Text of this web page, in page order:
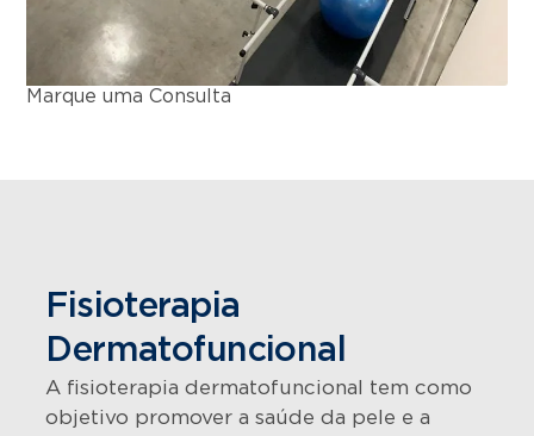
Marque uma Consulta
Fisioterapia
Dermatofuncional
A fisioterapia dermatofuncional tem como
objetivo promover a saúde da pele e a